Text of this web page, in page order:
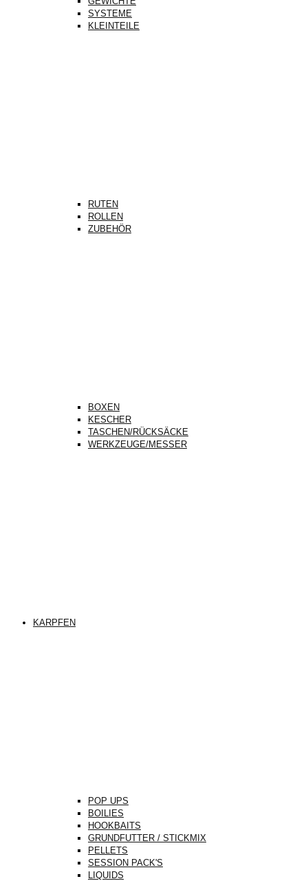
SYSTEME
KLEINTEILE
RUTEN
ROLLEN
ZUBEHÖR
BOXEN
KESCHER
TASCHEN/RÜCKSÄCKE
WERKZEUGE/MESSER
KARPFEN
POP UPS
BOILIES
HOOKBAITS
GRUNDFUTTER / STICKMIX
PELLETS
SESSION PACK'S
LIQUIDS